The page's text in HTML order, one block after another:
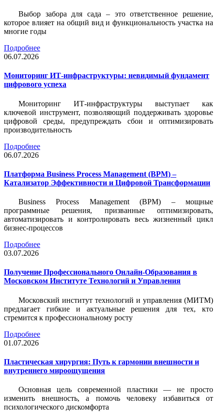
Выбор забора для сада – это ответственное решение,
которое влияет на общий вид и функциональность участка на
многие годы
Подробнее
06.07.2026
Мониторинг ИТ-инфраструктуры: невидимый фундамент
цифрового успеха
Мониторинг ИТ-инфраструктуры выступает как
ключевой инструмент, позволяющий поддерживать здоровье
цифровой среды, предупреждать сбои и оптимизировать
производительность
Подробнее
06.07.2026
Платформа Business Process Management (BPM) –
Катализатор Эффективности и Цифровой Трансформации
Business Process Management (BPM) – мощные
программные решения, призванные оптимизировать,
автоматизировать и контролировать весь жизненный цикл
бизнес-процессов
Подробнее
03.07.2026
Получение Профессионального Онлайн-Образования в
Московском Институте Технологий и Управления
Московский институт технологий и управления (МИТМ)
предлагает гибкие и актуальные решения для тех, кто
стремится к профессиональному росту
Подробнее
01.07.2026
Пластическая хирургия: Путь к гармонии внешности и
внутреннего мироощущения
Основная цель современной пластики — не просто
изменить внешность, а помочь человеку избавиться от
психологического дискомфорта